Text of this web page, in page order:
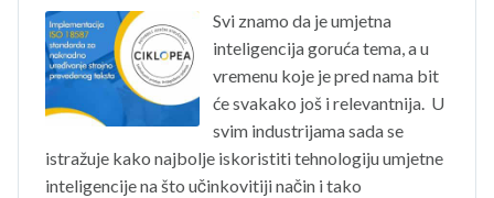
Svi znamo da je umjetna
inteligencija goruća tema, a u
vremenu koje je pred nama bit
će svakako još i relevantnija. U
svim industrijama sada se
istražuje kako najbolje iskoristiti tehnologiju umjetne
inteligencije na što učinkovitiji način i tako